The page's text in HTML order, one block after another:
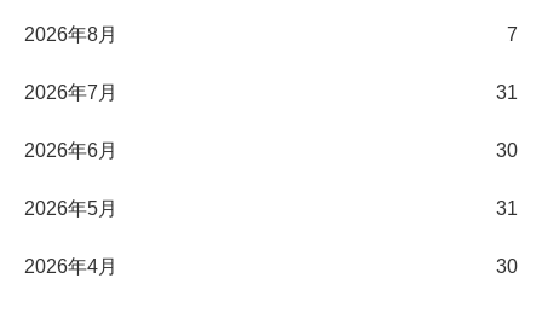
2026年8月 7
2026年7月 31
2026年6月 30
2026年5月 31
2026年4月 30